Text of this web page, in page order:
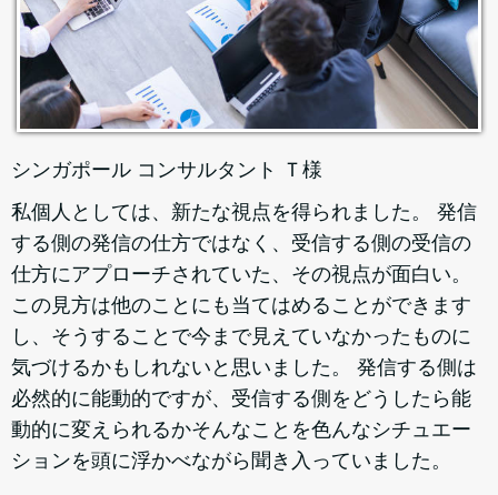
シンガポール コンサルタント Ｔ様
私個人としては、新たな視点を得られました。 発信
する側の発信の仕方ではなく、受信する側の受信の
仕方にアプローチされていた、その視点が面白い。
この見方は他のことにも当てはめることができます
し、そうすることで今まで見えていなかったものに
気づけるかもしれないと思いました。 発信する側は
必然的に能動的ですが、受信する側をどうしたら能
動的に変えられるかそんなことを色んなシチュエー
ションを頭に浮かべながら聞き入っていました。